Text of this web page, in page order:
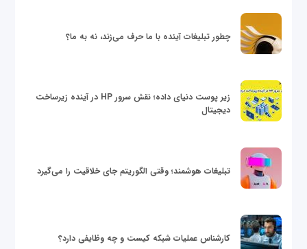
چطور تبلیغات آینده با ما حرف می‌زند، نه به ما؟
زیر پوست دنیای داده؛ نقش سرور HP در آینده زیرساخت
دیجیتال
تبلیغات هوشمند؛ وقتی الگوریتم جای خلاقیت را می‌گیرد
کارشناس عملیات شبکه کیست و چه وظایفی دارد؟